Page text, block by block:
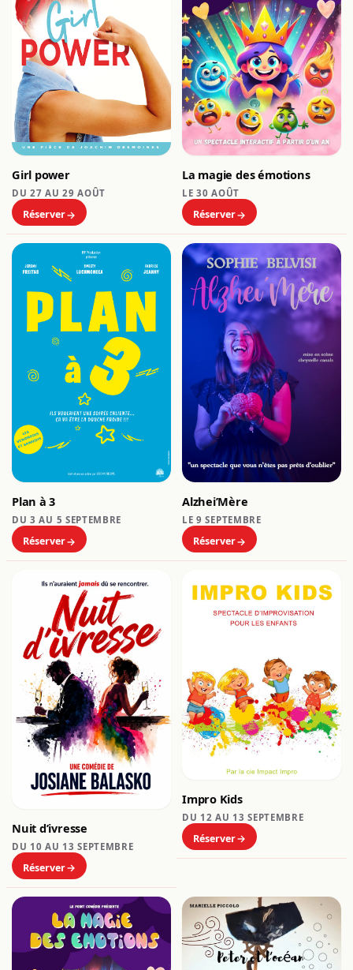
Girl power
DU 27 AU 29 AOÛT
Réserver
La magie des émotions
LE 30 AOÛT
Réserver
Plan à 3
DU 3 AU 5 SEPTEMBRE
Réserver
Alzhei’Mère
LE 9 SEPTEMBRE
Réserver
Nuit d’ivresse
DU 10 AU 13 SEPTEMBRE
Réserver
Impro Kids
DU 12 AU 13 SEPTEMBRE
Réserver